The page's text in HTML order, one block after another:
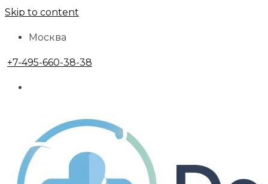
Skip to content
Москва
+7-495-660-38-38